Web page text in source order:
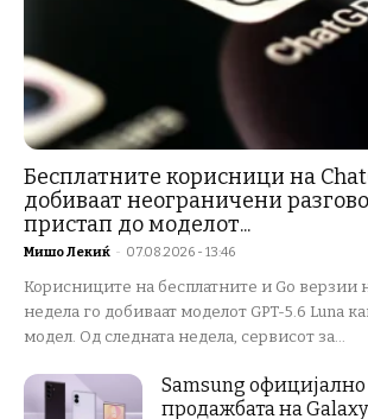
Бесплатните корисници на
добиваат неограничени
пристап до моделот...
Мишо Лекиќ - 07.08.2026 - 13:46
Корисниците на бесплатните и Go верзии
недела го добиваат моделот GPT-5.6 Luna
модел. Од следната недела, сервисот за...
Samsung официјално
продажбата на